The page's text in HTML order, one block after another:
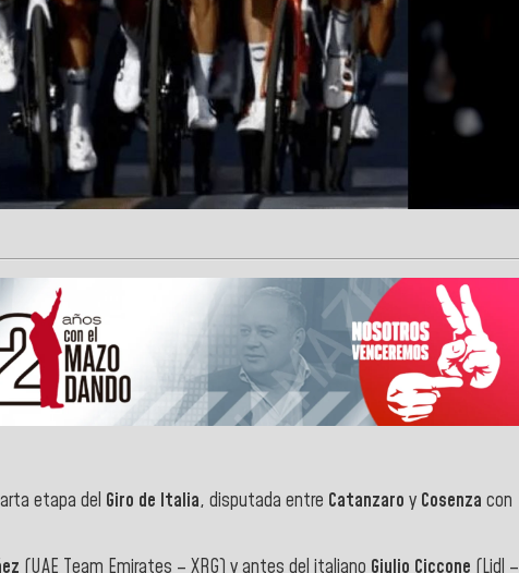
etapa del Giro de Italia, disputada entre Catanzaro y Cosenza con